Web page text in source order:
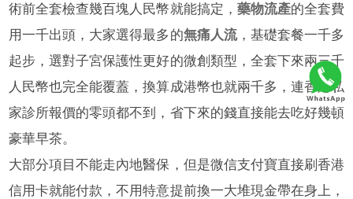
術前全套檢查幾百塊人民幣就能搞定， 藥物流產的全套費
用一千出頭，大家選得最多的無痛人流，基礎套餐一千多
起步，選對子宮保護性更好的微創類型，全套下來兩三千
人民幣也完全能覆蓋，換算成港幣也就兩千多，連香港私
家診所報價的零頭都不到，省下來的錢直接能去吃好幾頓
豪華早茶。
大部分項目不能走內地醫保，但是微信支付寶直接刷香港
信用卡就能付款，不用特意提前換一大堆現金帶在身上，